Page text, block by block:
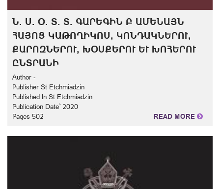
Ն. Ս. Օ. Տ. Տ. ԳԱՐԵԳԻՆ Բ ԱՄԵՆԱՅՆ
ՀԱՅՈՑ ԿԱԹՈՂԻԿՈՍ, ԿՈՆԴԱԿՆԵՐՈՒ,
ՔԱՐՈԶՆԵՐՈՒ, ԽՕՍՔԵՐՈՒ ԵՒ ԽՈՀԵՐՈՒ
ԸՆՏՐԱՆԻ
Author -
Publisher St Etchmiadzin
Published In St Etchmiadzin
Publication Date` 2020
Pages 502
READ MORE